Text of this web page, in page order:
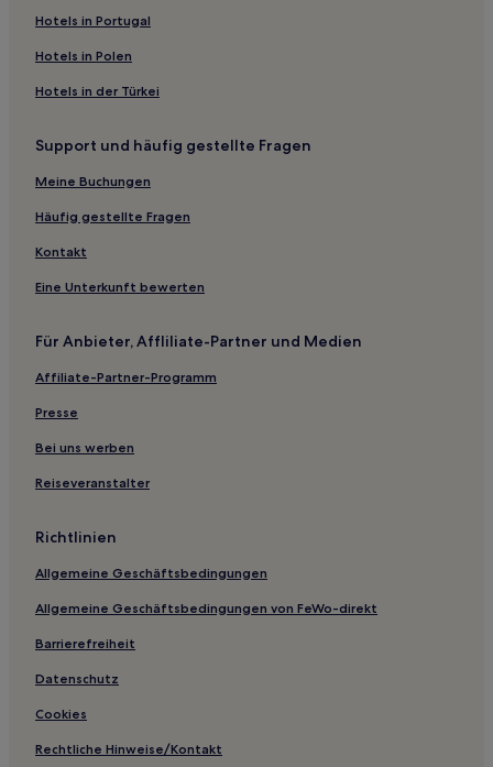
Luxus in Bao'an
Lgbtqia-Freundliche nahe Dameisha Seaside Park
Strand nahe Dameisha Seaside Park
Hotels mit Fitnessbereich nahe Yapui Point Beach
Hotels mit Wellnessbereich nahe Yapui Point Beach
Luxus in Huicheng Bezirk
Luxus in Huizhou
Luxus in Huidong
Hotels mit Pool in Bezirk Yantian
Luxus in Bezirk Yantian
Luxus nahe Shenzhen Central Park
Luxus in Shajing
Hotels mit inbegriffenem Frühstück in Shajing
Business in Danshui
Changhutou: Hotels
Hotels nahe Dongsheng Fischerdorf
Dabaixu Hotels
Hotels nahe KK Mall
Hotels nahe Shenzhen Bay Park
Hotels nahe Dongmen Pedestrian Street
Hotels in Portugal
Hotels in Polen
Hotels in der Türkei
Support und häufig gestellte Fragen
Meine Buchungen
Häufig gestellte Fragen
Kontakt
Eine Unterkunft bewerten
Für Anbieter, Affliliate-Partner und Medien
Affiliate-Partner-Programm
Presse
Bei uns werben
Reiseveranstalter
Richtlinien
Allgemeine Geschäftsbedingungen
Allgemeine Geschäftsbedingungen von FeWo-direkt
Barrierefreiheit
Datenschutz
Cookies
Rechtliche Hinweise/Kontakt